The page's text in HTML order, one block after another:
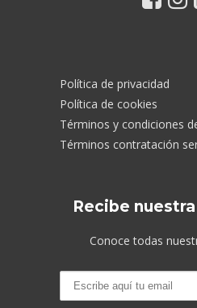
Política de privacidad
Política de cookies
Términos y condiciones
Términos contratación
Recibe
Conoce todas